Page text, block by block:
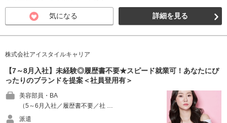
気になる 詳細を見る
株式会社アイスタイルキャリア
【7～8月入社】未経験◎履歴書不要★スピード就業可！あなたにぴ
ったりのブランドを提案＜社員登用有＞
美容部員・BA
（5～6月入社／履歴書不要／社 …
派遣